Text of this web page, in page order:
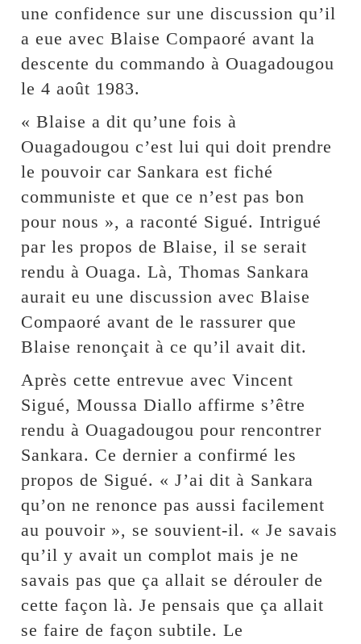
une confidence sur une discussion qu’il
a eue avec Blaise Compaoré avant la
descente du commando à Ouagadougou
le 4 août 1983.
« Blaise a dit qu’une fois à
Ouagadougou c’est lui qui doit prendre
le pouvoir car Sankara est fiché
communiste et que ce n’est pas bon
pour nous », a raconté Sigué. Intrigué
par les propos de Blaise, il se serait
rendu à Ouaga. Là, Thomas Sankara
aurait eu une discussion avec Blaise
Compaoré avant de le rassurer que
Blaise renonçait à ce qu’il avait dit.
Après cette entrevue avec Vincent
Sigué, Moussa Diallo affirme s’être
rendu à Ouagadougou pour rencontrer
Sankara. Ce dernier a confirmé les
propos de Sigué. « J’ai dit à Sankara
qu’on ne renonce pas aussi facilement
au pouvoir », se souvient-il. « Je savais
qu’il y avait un complot mais je ne
savais pas que ça allait se dérouler de
cette façon là. Je pensais que ça allait
se faire de façon subtile. Le